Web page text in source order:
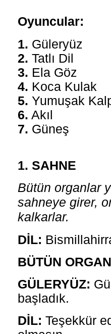
Oyuncular:
1. Güleryüz
2. Tatlı Dil
3. Ela Göz
4. Koca Kulak
5. Yumuşak
6. Akıl
7. Güneş
1. SAHNE
Bütün organlar
sahneye girer,
kalkarlar.
DİL:
BÜTÜN
GÜLERYÜZ:
başladık.
DİL: Teşekkür